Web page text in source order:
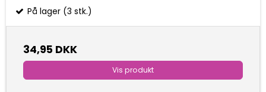
På lager (3 stk.)
34,95 DKK
Vis produkt